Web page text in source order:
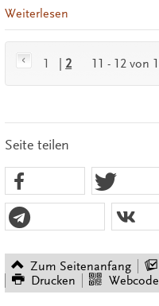
Weiterlesen
1 2 11 - 12 von
Seite teilen
Zum Seitenanfang
Drucken